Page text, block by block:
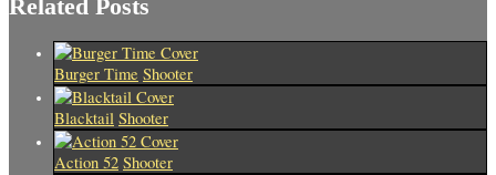
Related Posts
Burger Time Shooter
Blacktail Shooter
Action 52 Shooter